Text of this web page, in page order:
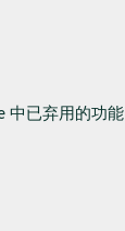
中已弃用的功能